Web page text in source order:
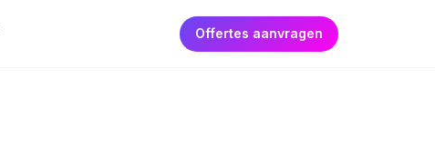
Offertes aanvragen